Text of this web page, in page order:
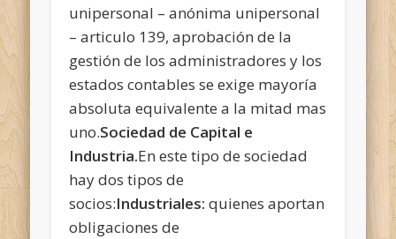
unipersonal – anónima unipersonal
– articulo 139, aprobación de la
gestión de los administradores y los
estados contables se exige mayoría
absoluta equivalente a la mitad mas
uno.Sociedad de Capital e
Industria.En este tipo de sociedad
hay dos tipos de
socios:Industriales: quienes aportan
obligaciones de